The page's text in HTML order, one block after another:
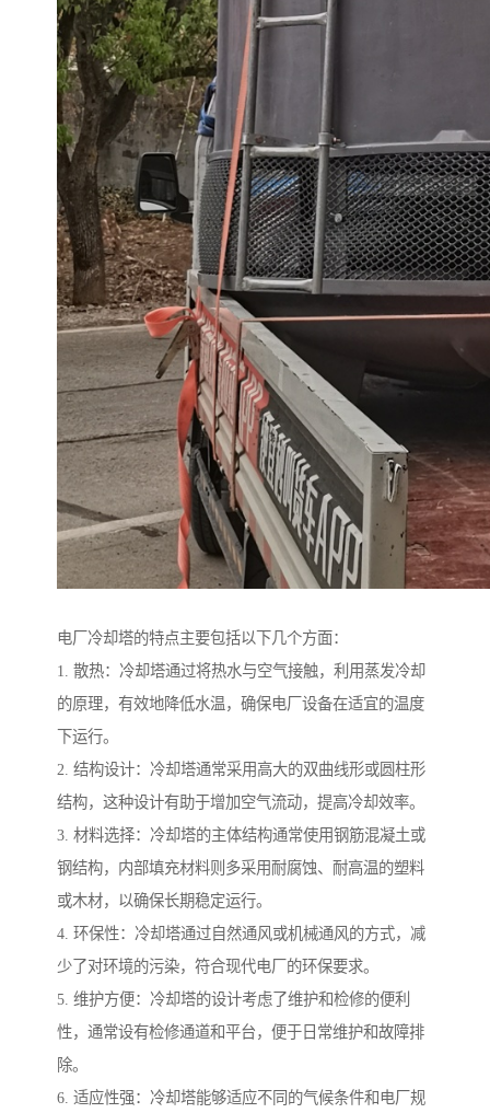
电厂冷却塔的特点主要包括以下几个方面：
1. 散热：冷却塔通过将热水与空气接触，利用蒸发冷却
的原理，有效地降低水温，确保电厂设备在适宜的温度
下运行。
2. 结构设计：冷却塔通常采用高大的双曲线形或圆柱形
结构，这种设计有助于增加空气流动，提高冷却效率。
3. 材料选择：冷却塔的主体结构通常使用钢筋混凝土或
钢结构，内部填充材料则多采用耐腐蚀、耐高温的塑料
或木材，以确保长期稳定运行。
4. 环保性：冷却塔通过自然通风或机械通风的方式，减
少了对环境的污染，符合现代电厂的环保要求。
5. 维护方便：冷却塔的设计考虑了维护和检修的便利
性，通常设有检修通道和平台，便于日常维护和故障排
除。
6. 适应性强：冷却塔能够适应不同的气候条件和电厂规